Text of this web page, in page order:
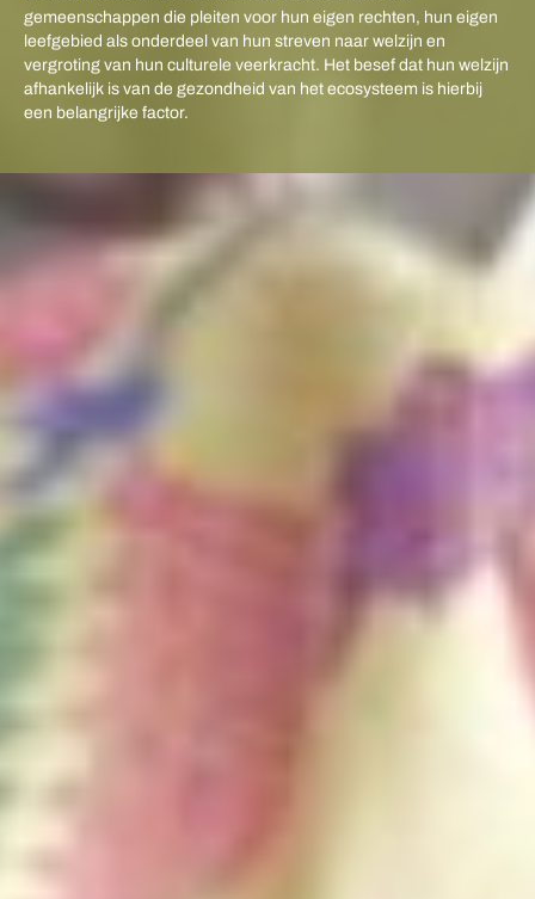
gemeenschappen die pleiten voor hun eigen rechten, hun eigen
leefgebied als onderdeel van hun streven naar welzijn en
vergroting van hun culturele veerkracht. Het besef dat hun welzijn
afhankelijk is van de gezondheid van het ecosysteem is hierbij
een belangrijke factor.